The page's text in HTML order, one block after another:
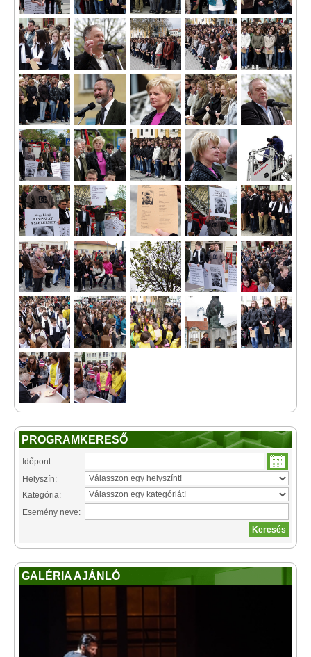
PROGRAMKERESŐ
Időpont:
Helyszín:
Kategória:
Esemény neve:
GALÉRIA AJÁNLÓ